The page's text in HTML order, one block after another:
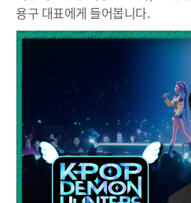
용구 대표에게 들어봅니다.